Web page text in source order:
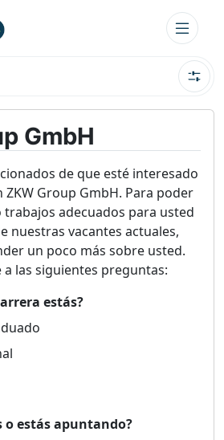
GmbH
de que esté interesado
Group GmbH. Para poder
adecuados para usted
nuestras vacantes actuales,
un poco más sobre usted.
a las siguientes preguntas:
estás?
estás apuntando?